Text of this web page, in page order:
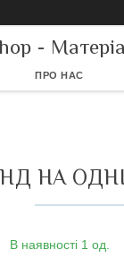
-
ПРО НАС
НА
В наявності 1 од.